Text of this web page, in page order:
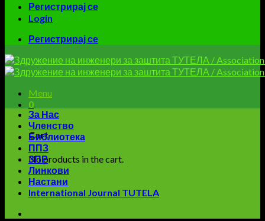
Регистрирај се
Login
Регистрирај се
Menu
0
Cart
No products in the cart.
За Нас
Членство
Библиотека
ППЗ
ЗПР
Линкови
Настани
International Journal TUTELA